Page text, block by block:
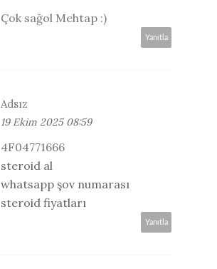
Çok sağol Mehtap :)
Yanıtla
Adsız
19 Ekim 2025 08:59
4F04771666
steroid al
whatsapp şov numarası
steroid fiyatları
Yanıtla